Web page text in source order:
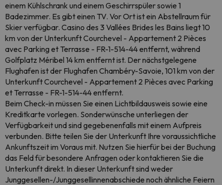
einem Kühlschrank und einem Geschirrspüler sowie 1
Badezimmer. Es gibt einen TV. Vor Ort ist ein Abstellraum für
Skier verfügbar. Casino des 3 Vallées Brides les Bains liegt 10
km von der Unterkunft Courchevel - Appartement 2 Pièces
avec Parking et Terrasse - FR-1-514-44 entfernt, während
Golfplatz Méribel 14 km entfernt ist. Der nächstgelegene
Flughafen ist der Flughafen Chambéry-Savoie, 101 km von der
Unterkunft Courchevel - Appartement 2 Pièces avec Parking
et Terrasse - FR-1-514-44 entfernt.
Beim Check-in müssen Sie einen Lichtbildausweis sowie eine
Kreditkarte vorlegen. Sonderwünsche unterliegen der
Verfügbarkeit und sind gegebenenfalls mit einem Aufpreis
verbunden. Bitte teilen Sie der Unterkunft Ihre voraussichtliche
Ankunftszeit im Voraus mit. Nutzen Sie hierfür bei der Buchung
das Feld für besondere Anfragen oder kontaktieren Sie die
Unterkunft direkt. In dieser Unterkunft sind weder
Junggesellen-/Junggesellinnenabschiede noch ähnliche Feiern